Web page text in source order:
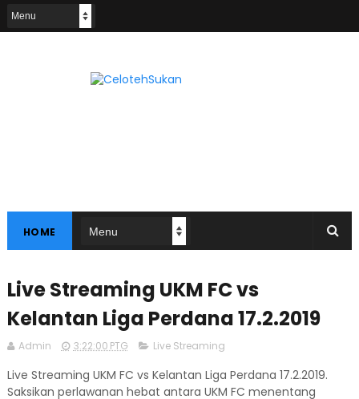
HOME
Live Streaming UKM FC vs
Kelantan Liga Perdana 17.2.2019
Admin 3:22:00 PTG Live Streaming
Live Streaming UKM FC vs Kelantan Liga Perdana 17.2.2019.
Saksikan perlawanan hebat antara UKM FC menentang